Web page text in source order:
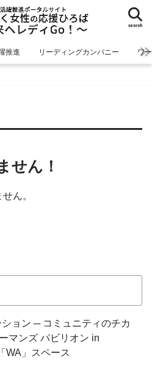
search
推進 リーディングカンパニー ワ
せん！
ん。
ョン ─ コミュニティのチカ
マンズ パビリオン in
WA」スペース